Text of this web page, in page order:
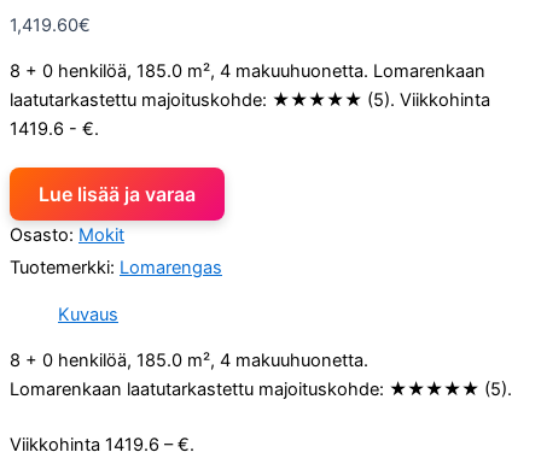
1,419.60€
8 + 0 henkilöä, 185.0 m², 4 makuuhuonetta. Lomarenkaan
laatutarkastettu majoituskohde: ★★★★★ (5). Viikkohinta
1419.6 - €.
Lue lisää ja varaa
Osasto: Mokit
Tuotemerkki: Lomarengas
Kuvaus
8 + 0 henkilöä, 185.0 m², 4 makuuhuonetta.
Lomarenkaan laatutarkastettu majoituskohde: ★★★★★ (5).
Viikkohinta 1419.6 – €.